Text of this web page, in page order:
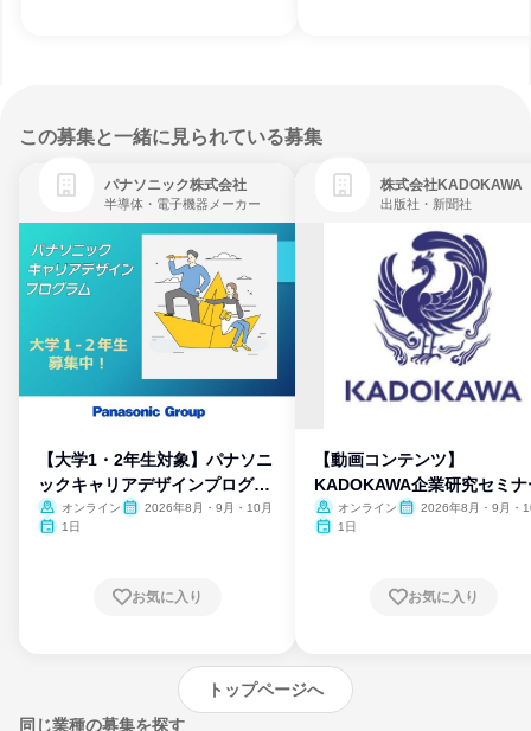
この募集と一緒に見られている募集
パナソニック株式会社
半導体・電子機器メーカー
【大学1・2年生対象】パナソニ
ックキャリアデザインプログラ
ム
オンライン
2026年8月・9月・10月
1日
お気に入り
株式会社KADOKAWA
出版社・新聞社
【動画コンテンツ】
KADOKAWA企業研究セミナ
オンライン
2026年8月・9月・
1日
お気に入り
トップページへ
同じ業種の募集を探す